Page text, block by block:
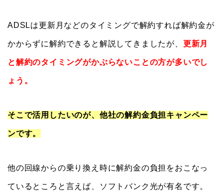
ADSLは更新月などのタイミングで解約すれば解約金が
かからずに解約できると解説してきましたが、 更新月
と解約のタイミングがかぶらないことの方が多いでし
ょう。
そこで活用したいのが、他社の解約金負担キャンペー
ンです。
他の回線からの乗り換え時に解約金の負担をおこなっ
ているところと言えば、ソフトバンク光が有名です。